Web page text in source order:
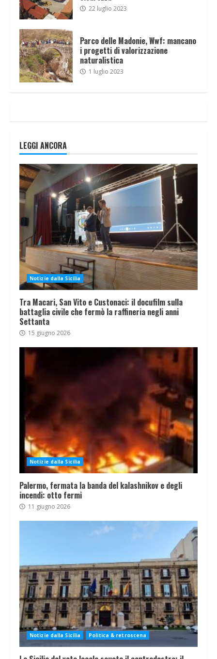
22 luglio 2023
Parco delle Madonie, Wwf: mancano
i progetti di valorizzazione
naturalistica
1 luglio 2023
LEGGI ANCORA
Notizie dalla Sicilia
Tra Macari, San Vito e Custonaci: il docufilm sulla
battaglia civile che fermò la raffineria negli anni
Settanta
15 giugno 2026
Notizie dalla Sicilia
Palermo, fermata la banda del kalashnikov e degli
incendi: otto fermi
11 giugno 2026
Notizie dalla Sicilia Politica & retroscena